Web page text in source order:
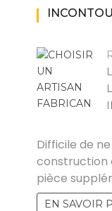
Difficile de
construction
pièce
EN SAVOIR